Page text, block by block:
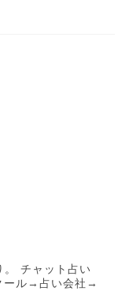
。 チャット占い
ール→占い会社→